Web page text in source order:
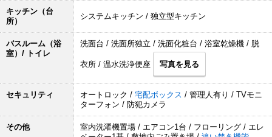
キッチン（台
所）
システムキッチン / 独立型キッチン
バスルーム（浴
室）/ トイレ
洗面台 / 洗面所独立 / 洗面化粧台 / 浴室乾燥機 / 脱
衣所 / 温水洗浄便座 写真を見る
セキュリティ オートロック / 宅配ボックス / 管理人有り / TVモニ
ターフォン / 防犯カメラ
その他
室内洗濯機置場 / エアコン1台 / フローリング / エレ